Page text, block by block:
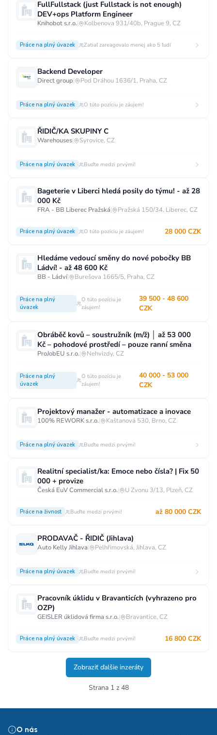
FullFullstack (just Fullstack is not enough)
DEV+ops Platform Engineer
Knihobot s.r.o.| Kolbenova 931/40b, Prague 9, CZ
Práce na plný úvazek Zatiaľ zareagovalo menej ako 5 ľudí
Backend Developer
Direct group| Pod Dráhou 1636/1, Praha, CZ
Práce na plný úvazek O túto pozíciu je záujem!
ŘIDIČ/KA SKUPINY C
Warehouses| Syrovice, CZ
Práce na plný úvazek Buďte medzi prvými!
Bageterie v Liberci hledá posily do týmu! - až 28
000 Kč
FRA - BB Liberec Pražská| Pražská 150/34, Liberec, CZ
Práce na plný úvazek O túto pozíciu je záujem! 28 000 CZK
Hledáme vedoucí směny do nové pobočky BB
Ládví! - až 48 600 Kč
BB - Ládví| Burešova 1665/5, Praha, CZ
Práce na plný
úvazek
O túto pozíciu je
záujem!
39 500 - 48 600
CZK
Obráběč kovů – soustružník (m/ž) │ až 53 000
Kč – pohodové prostředí – pouze ranní směna
ProJobEU s.r.o.| Nehvizdy, CZ
Práce na plný
úvazek
O túto pozíciu je
záujem!
40 000 - 53 000
CZK
Projektový manažer - automatizace a inovace
100% REWORK s.r.o.| Kaštanová 530, Brno, CZ
Práce na plný úvazek Buďte medzi prvými!
Realitní specialist/ka: Emoce nebo čísla? | Fix 50
000 + provize
Česká EuV Commercial s.r.o.| U Zvonu 3/13, Plzeň, CZ
Práce na živnost Buďte medzi prvými! až 80 000 CZK
PRODAVAČ - ŘIDIČ (Jihlava)
Auto Kelly Jihlava| Pelhřimovská, Jihlava, CZ
Práce na plný úvazek Buďte medzi prvými!
Pracovník úklidu v Bravanticích (vyhrazeno pro
OZP)
GEISLER úklidová firma s.r.o.| Bravantice, CZ
Práce na plný úvazek Buďte medzi prvými! 16 800 CZK
Zobraziť ďalšie inzeráty
Strana 1 z 48
O nás